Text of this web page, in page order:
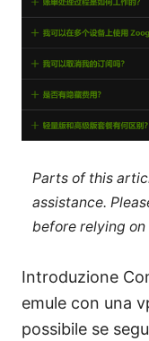
Parts of this
assistance.
before relying on
Introduzione
emule con una
possibile se